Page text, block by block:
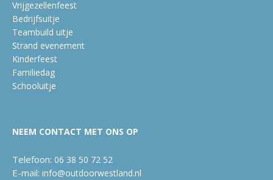
Vrijgezellenfeest
Bedrijfsuitje
Teambuild uitje
Strand evenement
Kinderfeest
Familiedag
Schooluitje
NEEM CONTACT MET ONS OP
Telefoon: 06 38 50 72 52
E-mail:info@outdoorwestland.nl